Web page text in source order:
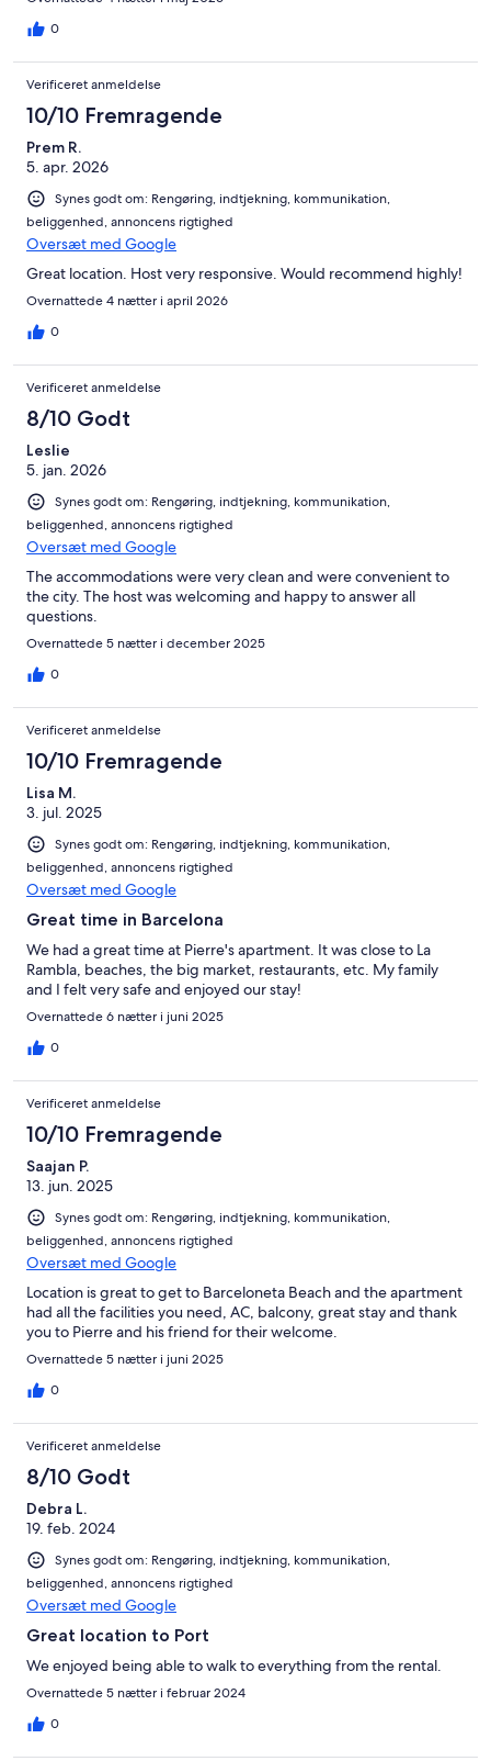
0
Verificeret anmeldelse
10/10 Fremragende
Prem R.
5. apr. 2026
Synes godt om: Rengøring, indtjekning, kommunikation,
beliggenhed, annoncens rigtighed
Oversæt med Google
Great location. Host very responsive. Would recommend highly!
Overnattede 4 nætter i april 2026
0
Verificeret anmeldelse
8/10 Godt
Leslie
5. jan. 2026
Synes godt om: Rengøring, indtjekning, kommunikation,
beliggenhed, annoncens rigtighed
Oversæt med Google
The accommodations were very clean and were convenient to
the city. The host was welcoming and happy to answer all
questions.
Overnattede 5 nætter i december 2025
0
Verificeret anmeldelse
10/10 Fremragende
Lisa M.
3. jul. 2025
Synes godt om: Rengøring, indtjekning, kommunikation,
beliggenhed, annoncens rigtighed
Oversæt med Google
Great time in Barcelona
We had a great time at Pierre's apartment. It was close to La
Rambla, beaches, the big market, restaurants, etc. My family
and I felt very safe and enjoyed our stay!
Overnattede 6 nætter i juni 2025
0
Verificeret anmeldelse
10/10 Fremragende
Saajan P.
13. jun. 2025
Synes godt om: Rengøring, indtjekning, kommunikation,
beliggenhed, annoncens rigtighed
Oversæt med Google
Location is great to get to Barceloneta Beach and the apartment
had all the facilities you need, AC, balcony, great stay and thank
you to Pierre and his friend for their welcome.
Overnattede 5 nætter i juni 2025
0
Verificeret anmeldelse
8/10 Godt
Debra L.
19. feb. 2024
Synes godt om: Rengøring, indtjekning, kommunikation,
beliggenhed, annoncens rigtighed
Oversæt med Google
Great location to Port
We enjoyed being able to walk to everything from the rental.
Overnattede 5 nætter i februar 2024
0